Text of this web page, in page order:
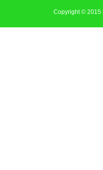
Copyright © 2015